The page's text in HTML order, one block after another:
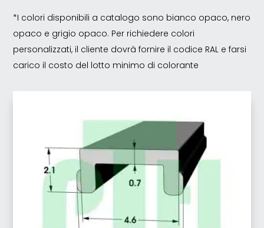
*I colori disponibili a catalogo sono bianco opaco, nero
opaco e grigio opaco. Per richiedere colori
personalizzati, il cliente dovrà fornire il codice RAL e farsi
carico il costo del lotto minimo di colorante